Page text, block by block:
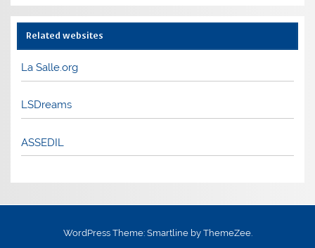
Related websites
La Salle.org
LSDreams
ASSEDIL
WordPress Theme: Smartline by ThemeZee.